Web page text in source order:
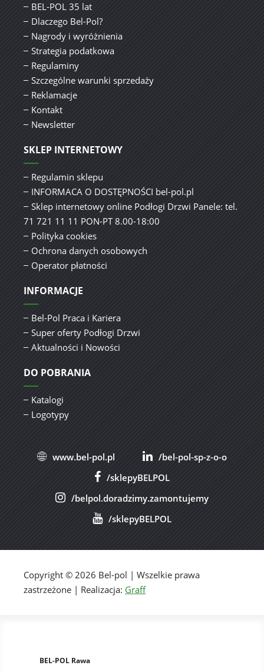
BEL-POL 35 lat
Dlaczego Bel-Pol?
Nagrody i wyróżnienia
Strategia podatkowa
Regulaminy
Szczególne warunki sprzedaży
Reklamacje
Kontakt
Newsletter
SKLEP INTERNETOWY
Regulamin sklepu
INFORMACA O DOSTĘPNOŚCI bel-pol.pl
Sklep internetowy online Podłogi Drzwi Panele: tel.
71 721 11 11 PON-PT 8.00-18:00
Polityka cookies
Ochrona danych osobowych
Operator płatności
INFORMACJE
Bel-Pol Praca i Kariera
Super oferty Podłogi Drzwi
Aktualności i Nowości
DO POBRANIA
Katalogi
Logotypy
www.bel-pol.pl
/bel-pol-sp-z-o-o
/sklepyBELPOL
/belpol.doradzimy.zamontujemy
/sklepyBELPOL
Copyright © 2026 Bel-pol | Wszelkie prawa
zastrzeżone | Realizacja: Graff
BEL-POL Rawa